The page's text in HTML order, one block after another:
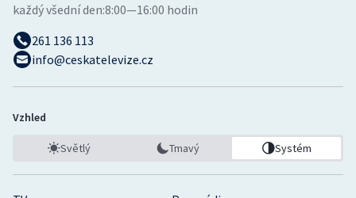
každý všední den:8:00—16:00 hodin
261 136 113
info@ceskatelevize.cz
Vzhled
Světlý Tmavý Systém